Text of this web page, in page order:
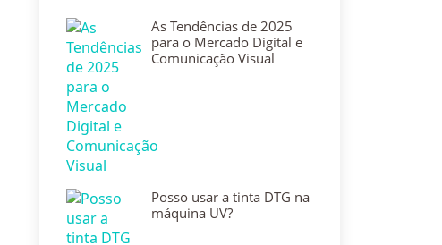
As Tendências de 2025
para o Mercado Digital e
Comunicação Visual
Posso usar a tinta DTG na
máquina UV?